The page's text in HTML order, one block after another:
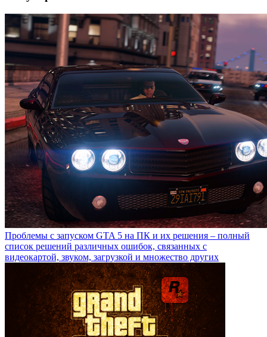
Проблемы с запуском GTA 5 на ПК и их решения – полный
список решений различных ошибок, связанных с
видеокартой, звуком, загрузкой и множество других